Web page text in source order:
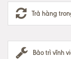
Trả hàng
Bảo trì vĩnh